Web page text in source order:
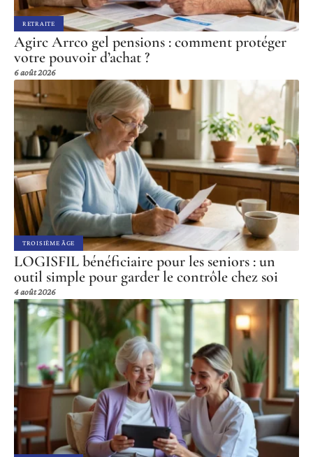
RETRAITE
Agirc Arrco gel pensions : comment protéger
votre pouvoir d’achat ?
6 août 2026
TROISIÈME ÂGE
LOGISFIL bénéficiaire pour les seniors : un
outil simple pour garder le contrôle chez soi
4 août 2026